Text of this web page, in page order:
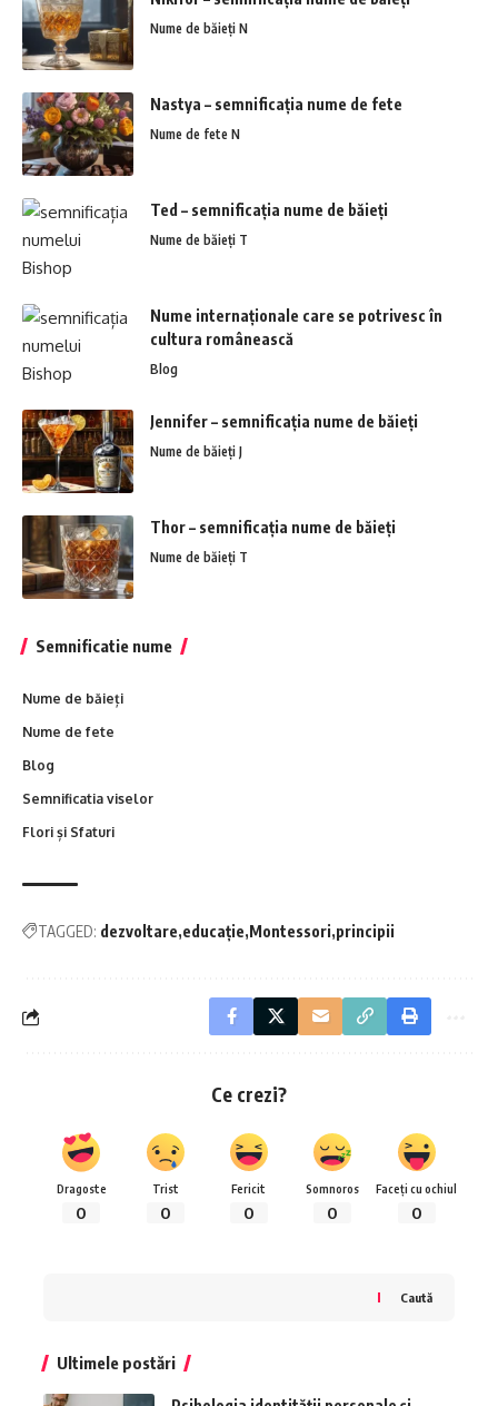
Nume de băieți N
Nastya – semnificația nume de fete
Nume de fete N
Ted – semnificația nume de băieți
Nume de băieți T
Nume internaționale care se potrivesc în
cultura românească
Blog
Jennifer – semnificația nume de băieți
Nume de băieți J
Thor – semnificația nume de băieți
Nume de băieți T
Semnificatie nume
Nume de băieți
Nume de fete
Blog
Semnificatia viselor
Flori și Sfaturi
TAGGED: dezvoltare educație Montessori principii
Ce crezi?
Dragoste
0
Trist
0
Fericit
0
Somnoros
0
Faceți cu ochiul
0
Caută
Ultimele postări